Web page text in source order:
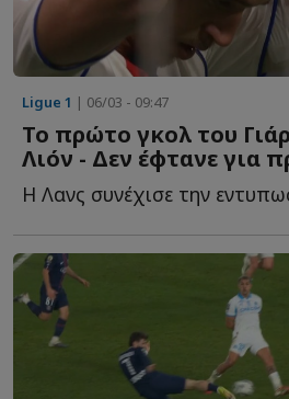
Ligue 1 | 06/03 - 09:47
Το πρώτο γκολ του
Λιόν - Δεν έφτανε για